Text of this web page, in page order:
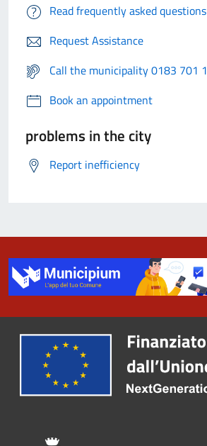
Read frequently asked questions
Request Assistance
Call the municipality 0183 701 1
Book an appointment
problems in the city
Report inefficiency